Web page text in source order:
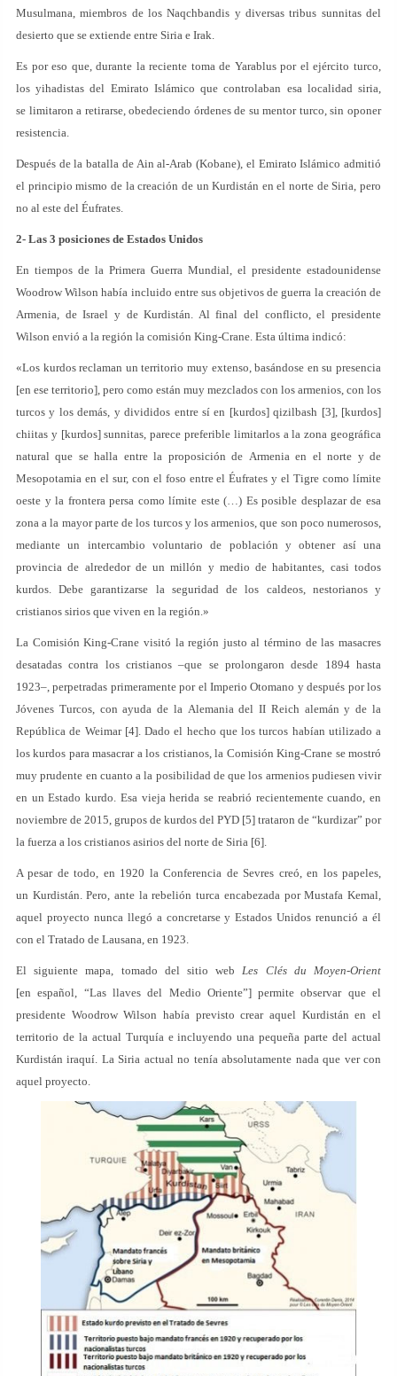
Musulmana, miembros de los Naqchbandis y diversas tribus sunnitas del
desierto que se extiende entre Siria e Irak.
Es por eso que, durante la reciente toma de Yarablus por el ejército turco,
los yihadistas del Emirato Islámico que controlaban esa localidad siria,
se limitaron a retirarse, obedeciendo órdenes de su mentor turco, sin oponer
resistencia.
Después de la batalla de Ain al-Arab (Kobane), el Emirato Islámico admitió
el principio mismo de la creación de un Kurdistán en el norte de Siria, pero
no al este del Éufrates.
2- Las 3 posiciones de Estados Unidos
En tiempos de la Primera Guerra Mundial, el presidente estadounidense
Woodrow Wilson había incluido entre sus objetivos de guerra la creación de
Armenia, de Israel y de Kurdistán. Al final del conflicto, el presidente
Wilson envió a la región la comisión King-Crane. Esta última indicó:
«Los kurdos reclaman un territorio muy extenso, basándose en su presencia
[en ese territorio], pero como están muy mezclados con los armenios, con los
turcos y los demás, y divididos entre sí en [kurdos] qizilbash [3], [kurdos]
chiitas y [kurdos] sunnitas, parece preferible limitarlos a la zona geográfica
natural que se halla entre la proposición de Armenia en el norte y de
Mesopotamia en el sur, con el foso entre el Éufrates y el Tigre como límite
oeste y la frontera persa como límite este (…) Es posible desplazar de esa
zona a la mayor parte de los turcos y los armenios, que son poco numerosos,
mediante un intercambio voluntario de población y obtener así una
provincia de alrededor de un millón y medio de habitantes, casi todos
kurdos. Debe garantizarse la seguridad de los caldeos, nestorianos y
cristianos sirios que viven en la región.»
La Comisión King-Crane visitó la región justo al término de las masacres
desatadas contra los cristianos –que se prolongaron desde 1894 hasta
1923–, perpetradas primeramente por el Imperio Otomano y después por los
Jóvenes Turcos, con ayuda de la Alemania del II Reich alemán y de la
República de Weimar [4]. Dado el hecho que los turcos habían utilizado a
los kurdos para masacrar a los cristianos, la Comisión King-Crane se mostró
muy prudente en cuanto a la posibilidad de que los armenios pudiesen vivir
en un Estado kurdo. Esa vieja herida se reabrió recientemente cuando, en
noviembre de 2015, grupos de kurdos del PYD [5] trataron de “kurdizar” por
la fuerza a los cristianos asirios del norte de Siria [6].
A pesar de todo, en 1920 la Conferencia de Sevres creó, en los papeles,
un Kurdistán. Pero, ante la rebelión turca encabezada por Mustafa Kemal,
aquel proyecto nunca llegó a concretarse y Estados Unidos renunció a él
con el Tratado de Lausana, en 1923.
El siguiente mapa, tomado del sitio webLes Clés du Moyen-Orient
[en español, “Las llaves del Medio Oriente”] permite observar que el
presidente Woodrow Wilson había previsto crear aquel Kurdistán en el
territorio de la actual Turquía e incluyendo una pequeña parte del actual
Kurdistán iraquí. La Siria actual no tenía absolutamente nada que ver con
aquel proyecto.